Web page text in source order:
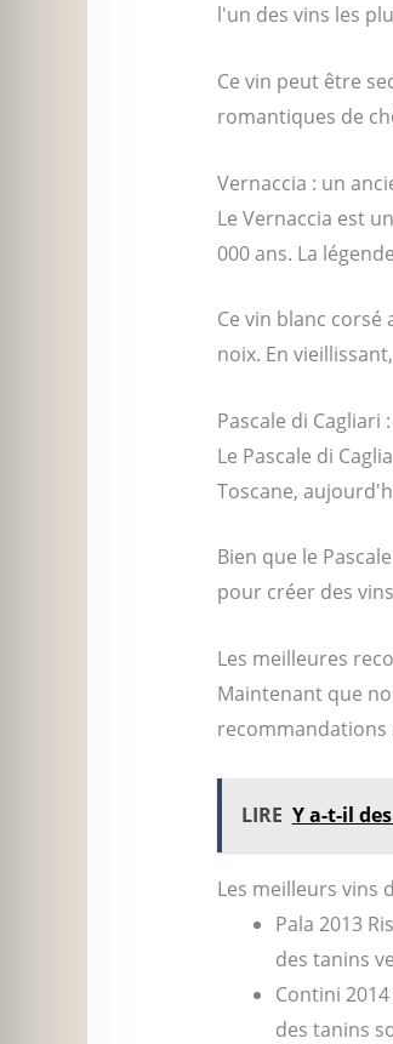
l'un des vins les
Ce vin peut être
romantiques de
Vernaccia : un
Le Vernaccia est
000 ans. La
Ce vin blanc
noix. En
Pascale di
Le Pascale di
Toscane,
Bien que le
pour créer des
Les meilleures
Maintenant que
recommandations
LIRE Y a-t-il
Les meilleurs vins
Pala 2013
des tanins
Contini
des tanins